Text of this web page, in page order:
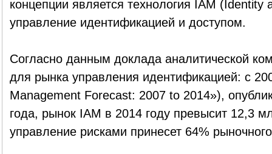
концепции является технология IAM
управление идентификацией и доступом.
Согласно данным доклада аналитической
для рынка управления идентификацией: с
Management Forecast: 2007 to 2014»),
года, рынок IAM в 2014 году превысит 12,3
управление рисками принесет 64%